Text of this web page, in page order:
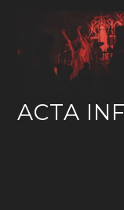
content
ACTA